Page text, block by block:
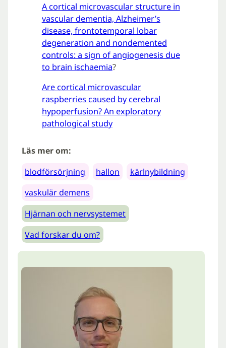
A cortical microvascular structure in
vascular dementia, Alzheimer’s
disease, frontotemporal lobar
degeneration and nondemented
controls: a sign of angiogenesis due
to brain ischaemia?
Are cortical microvascular
raspberries caused by cerebral
hypoperfusion? An exploratory
pathological study
Läs mer om:
blodförsörjning
hallon
kärlnybildning
vaskulär demens
Hjärnan och nervsystemet
Vad forskar du om?